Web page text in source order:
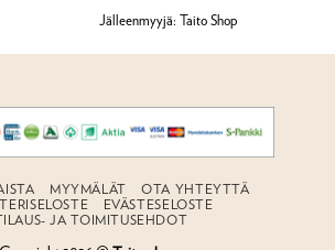
/ 5
Jälleenmyyjä: Taito Shop
MYYMÄLÄT
OTA YHTEYTTÄ
EVÄSTESELOSTE
JA TOIMITUSEHDOT